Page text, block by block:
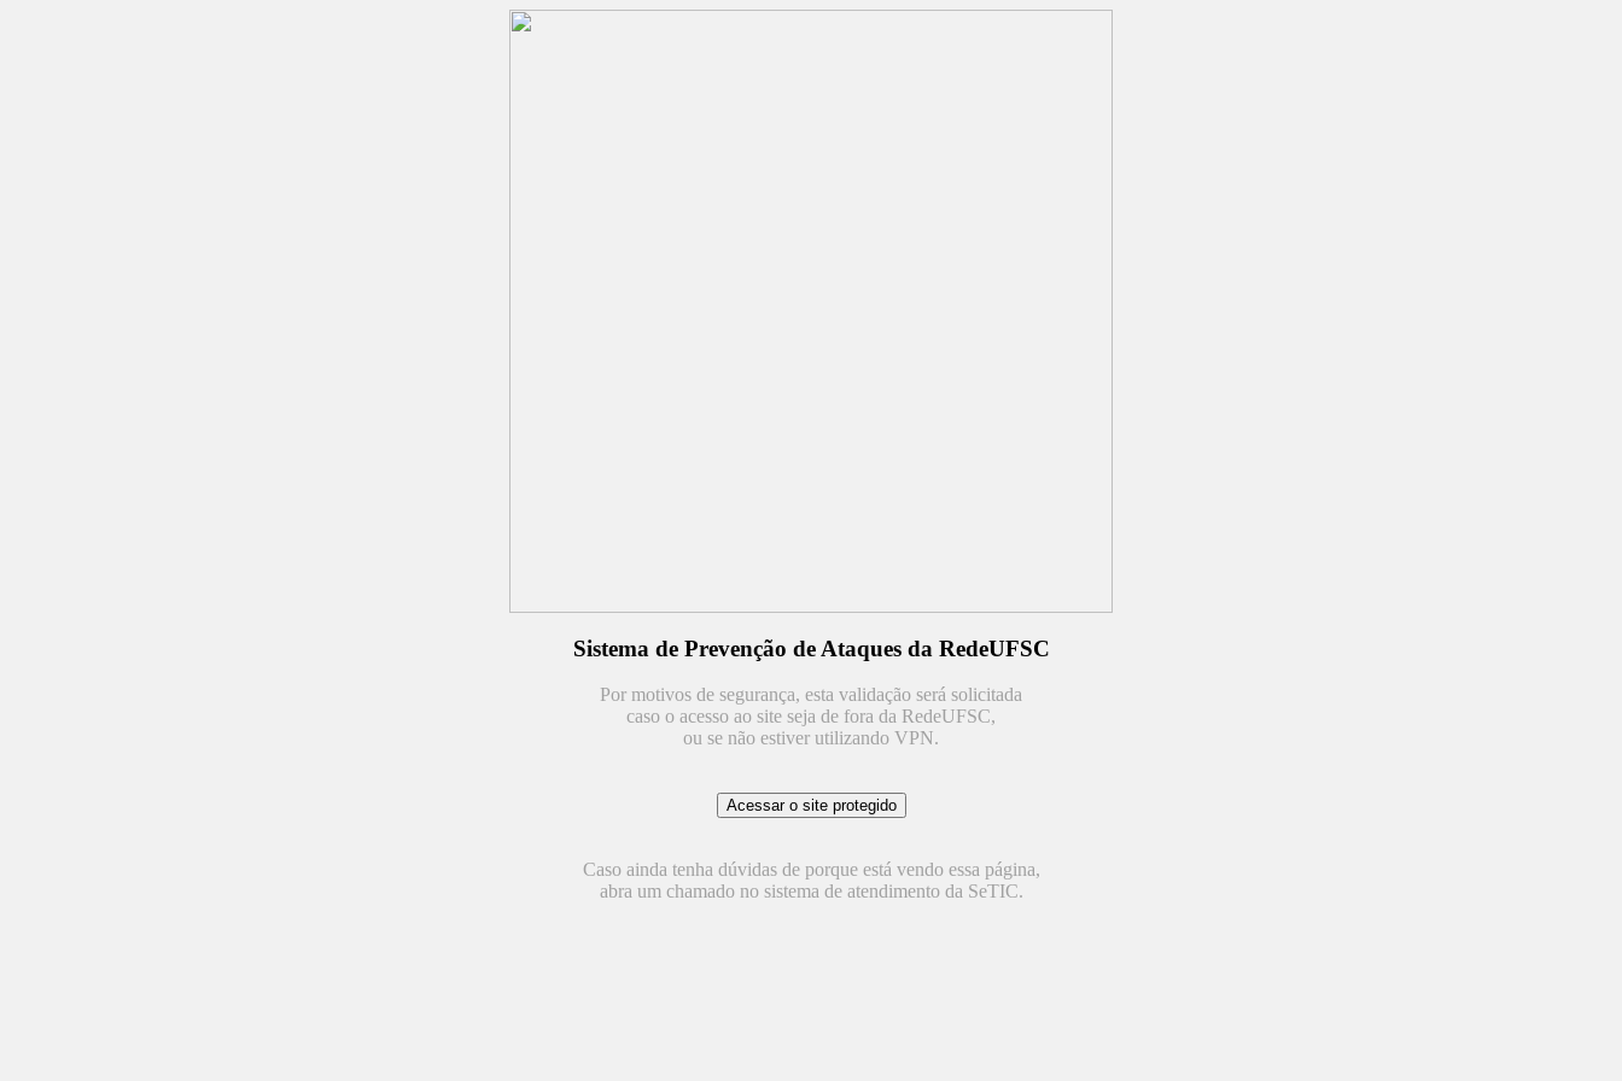
Sistema de Prevenção de Ataques da RedeUFSC
Por motivos de segurança, esta validação será solicitada
caso o acesso ao site seja de fora da RedeUFSC,
ou se não estiver utilizando VPN.
Caso ainda tenha dúvidas de porque está vendo essa página,
abra um chamado no sistema de atendimento da SeTIC.